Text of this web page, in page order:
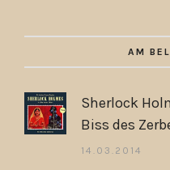
AM
Sherlock
Biss des
14.03.2014